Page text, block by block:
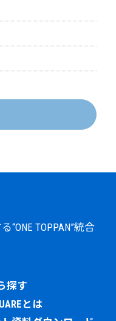
ます。
、部署名、役職、会社
ホールディング
本国内に拠点を置く
扱う商品もしくは
ダイレクトメールお
任を有する者
TOPPAN”統合
探す
とは